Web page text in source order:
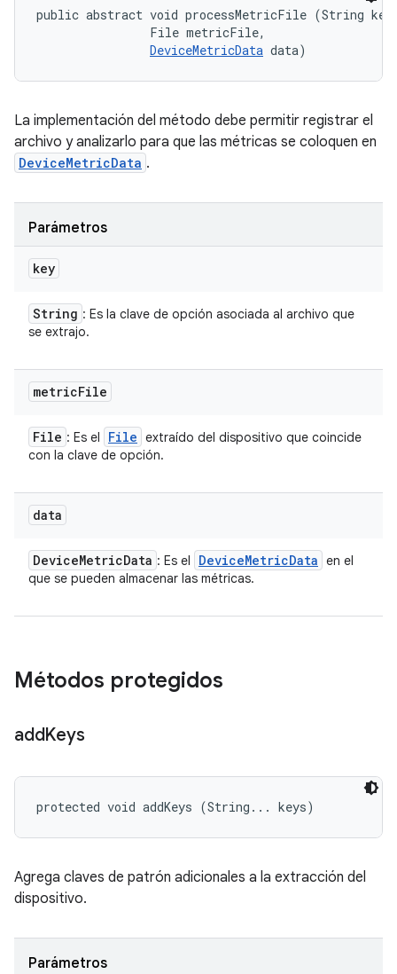
public abstract void processMetricFile (String
                File metricFile,
DeviceMetricData data)
La implementación del método debe permitir registrar el
archivo y analizarlo para que las métricas se coloquen en
DeviceMetricData .
Parámetros
key
String : Es la clave de opción asociada al archivo que
se extrajo.
metricFile
File : Es el File extraído del dispositivo que coincide
con la clave de opción.
data
DeviceMetricData : Es el DeviceMetricData en el
que se pueden almacenar las métricas.
Métodos protegidos
addKeys
protected void addKeys (String... keys)
Agrega claves de patrón adicionales a la extracción del
dispositivo.
Parámetros